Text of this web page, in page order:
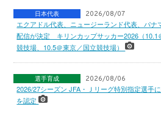
日本代表 2026/08/07
エクアドル代表、ニュージーランド代表、パナ
配信が決定 キリンカップサッカー2026（10.1
競技場、10.5＠東京／国立競技場）
選手育成 2026/08/06
2026/27シーズン JFA・Ｊリーグ特別指定選手
を認定